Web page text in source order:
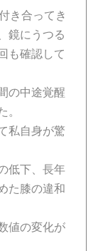
き合ってき
鏡にうつる
も確認して
の中途覚醒
。
私自身が驚
低下、長年
た膝の違和
値の変化が